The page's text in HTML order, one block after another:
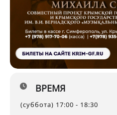
ВРЕМЯ
(суббота) 17:00 - 18:30